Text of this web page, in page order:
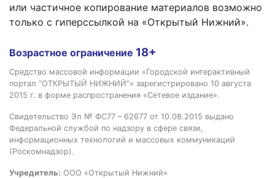
или частичное копирование материалов возможно
только с гиперссылкой на «Открытый Нижний».
Возрастное ограничение 18+
Средство массовой информации «Городской интерактивный
портал “ОТКРЫТЫЙ НИЖНИЙ”» зарегистрировано 10 августа
2015 г. в форме распространения «Сетевое издание».
Свидетельство Эл № ФС77 – 62677 от 10.08.2015 выдано
Федеральной службой по надзору в сфере связи,
информационных технологий и массовых коммуникаций
(Роскомнадзор).
Учредитель: ООО «Открытый Нижний»